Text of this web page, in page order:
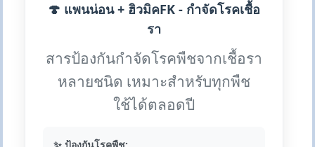
🍄 แพนน่อน + ฮิวมิคFK - กำจัดโรคเชื้อ
รา
สารป้องกันกำจัดโรคพืชจากเชื้อรา
หลายชนิด เหมาะสำหรับทุกพืช
ใช้ได้ตลอดปี